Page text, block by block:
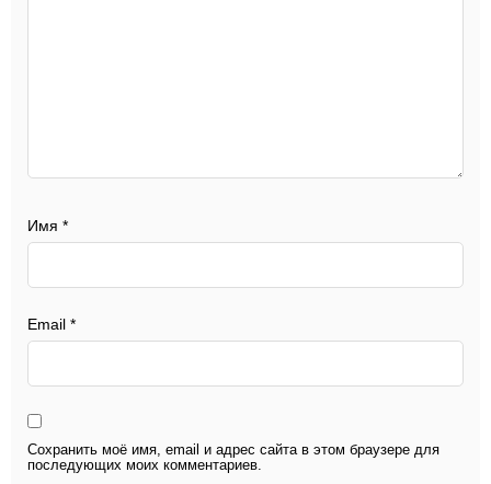
Имя *
Email *
Сохранить моё имя, email и адрес сайта в этом браузере для
последующих моих комментариев.